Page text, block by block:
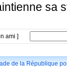
sa
ami ]
de la République